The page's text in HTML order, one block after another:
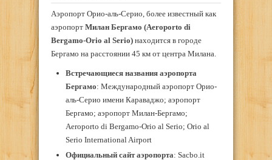
Аэропорт Орио-аль-Серио, более известный как
аэропорт Милан Бергамо (Aeroporto di
Bergamo-Orio al Serio) находится в городе
Бергамо на расстоянии 45 км от центра Милана.
Встречающиеся названия аэропорта
Бергамо: Международный аэропорт Орио-
аль-Серио имени Караваджо; аэропорт
Бергамо; аэропорт Милан-Бергамо;
Aeroporto di Bergamo-Orio al Serio; Orio al
Serio International Airport
Официальный сайт аэропорта: Sacbo.it